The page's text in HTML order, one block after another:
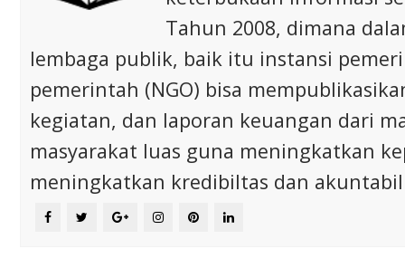
Tahun 2008, dimana
lembaga publik, baik itu instansi
pemerintah (NGO) bisa
kegiatan, dan laporan keuangan dari
masyarakat luas guna meningkatkan
meningkatkan kredibiltas dan